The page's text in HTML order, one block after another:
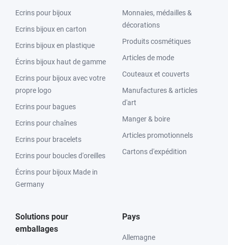
Ecrins pour bijoux
Ecrins bijoux en carton
Ecrins bijoux en plastique
Écrins bijoux haut de gamme
Ecrins pour bijoux avec votre
propre logo
Ecrins pour bagues
Ecrins pour chaînes
Ecrins pour bracelets
Ecrins pour boucles d'oreilles
Écrins pour bijoux Made in
Germany
Monnaies, médailles &
décorations
Produits cosmétiques
Articles de mode
Couteaux et couverts
Manufactures & articles
d'art
Manger & boire
Articles promotionnels
Cartons d'expédition
Solutions pour
emballages
Pays
Allemagne